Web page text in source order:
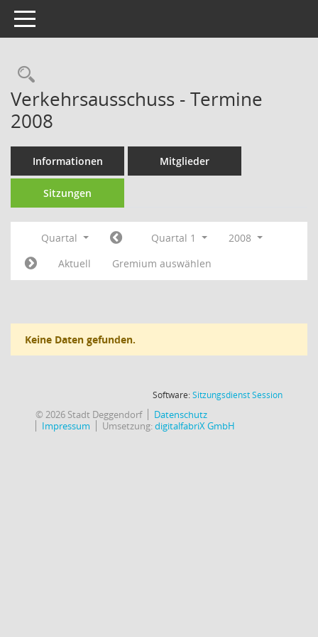
Toggle navigation
Rechercheauswahl
Verkehrsausschuss - Termine
2008
Informationen Mitglieder
Sitzungen
Quartal Quartal 1
2008
Aktuell
Gremium auswählen
Keine Daten gefunden.
Software:SitzungsdienstSession(Wird in
© 2026 Stadt Deggendorf
Datenschutz
Impressum
Umsetzung:digitalfabriX GmbH